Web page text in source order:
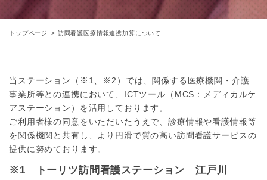
トップページ 訪問看護医療情報連携加算について
当ステーション（※1、※2）では、関係する医療機関・介護
事業所等との連携において、ICTツール（MCS：メディカルケ
アステーション）を活用しております。
ご利用者様の同意をいただいたうえで、診療情報や看護情報等
を関係機関と共有し、より円滑で質の高い訪問看護サービスの
提供に努めております。
※1 トーリツ訪問看護ステーション 江戸川